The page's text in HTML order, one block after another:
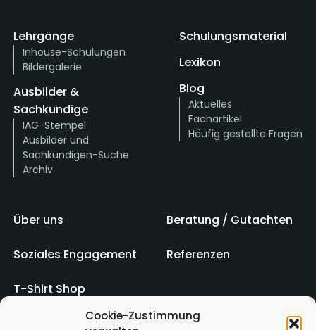
Cookie-Zustimmung
Lehrgänge
Inhouse-Schulungen
Bildergalerie
Ausbilder &
Sachkundige
IAG-Stempel
Ausbilder und
Sachkundigen-Suche
Archiv
Schulungsmaterial
Lexikon
Blog
Aktuelles
Fachartikel
Häufig gestellte Fragen
Über uns Beratung / Gutachten
Soziales Engagement Referenzen
T-Shirt Shop